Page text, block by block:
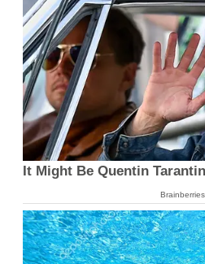
It Might Be Quentin
Brainberries